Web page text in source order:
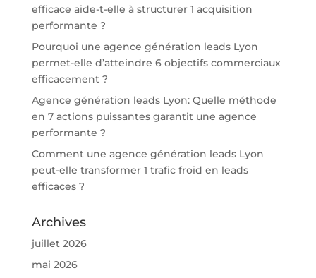
efficace aide-t-elle à structurer 1 acquisition
performante ?
Pourquoi une agence génération leads Lyon
permet-elle d’atteindre 6 objectifs commerciaux
efficacement ?
Agence génération leads Lyon: Quelle méthode
en 7 actions puissantes garantit une agence
performante ?
Comment une agence génération leads Lyon
peut-elle transformer 1 trafic froid en leads
efficaces ?
Archives
juillet 2026
mai 2026